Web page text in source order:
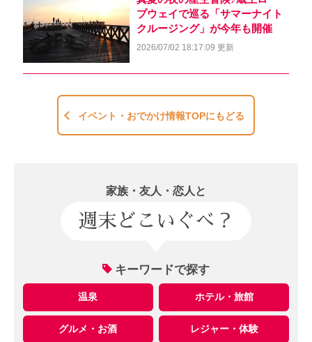
プウェイで巡る「サマーナイト
クルージング」が今年も開催
2026/07/02 18:17:09 更新
イベント・おでかけ情報TOPにもどる
家族・友人・恋人と
週末どこいぐべ？
キーワードで探す
温泉 ホテル・旅館
グルメ・お酒 レジャー・体験